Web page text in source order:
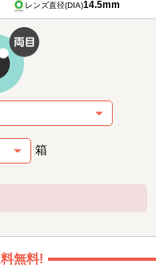
レンズ直径(DIA)14.5mm
箱
無料!